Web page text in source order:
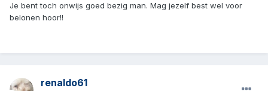
Je bent toch onwijs goed bezig man. Mag jezelf best wel voor
belonen hoor!!
renaldo61